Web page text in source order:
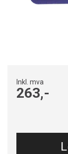
Inkl. mva
263,-